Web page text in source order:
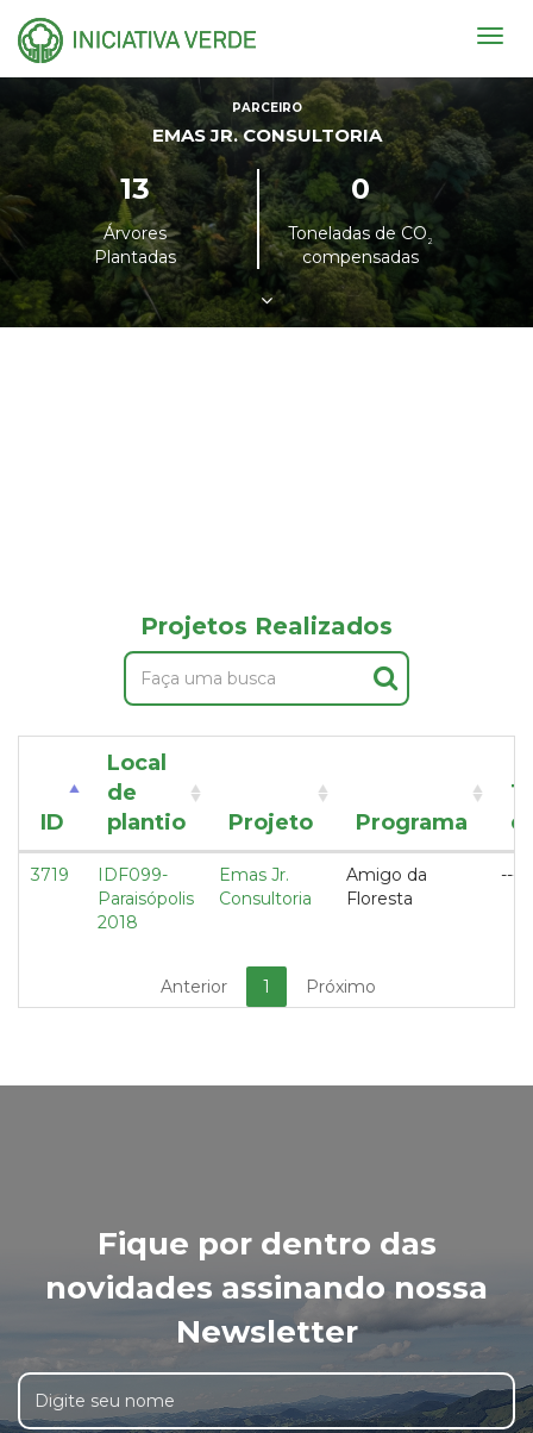
PARCEIRO
EMAS JR. CONSULTORIA
13
Árvores
Plantadas
0
Toneladas de CO²
compensadas
Projetos Realizados
ID
Local
de
plantio
Projeto Programa
3719
IDF099-
Paraisópolis
2018
Emas Jr.
Consultoria
Amigo da
Floresta
---
Anterior 1 Próximo
Fique por dentro das
novidades assinando nossa
Newsletter